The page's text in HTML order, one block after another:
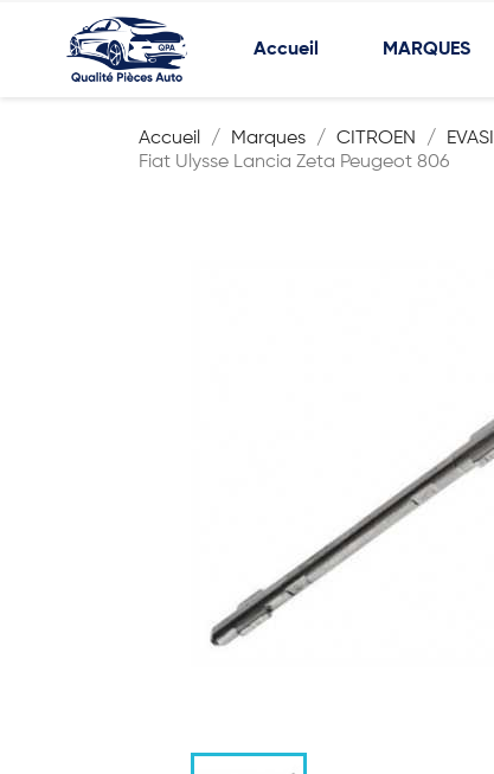
Accueil MARQUES
Accueil Marques CITROEN
Fiat Ulysse Lancia Zeta Peugeot 806